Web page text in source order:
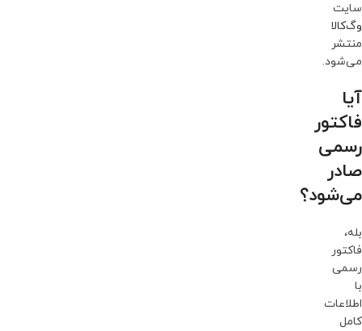
سایت
وگ‌کالا
منتشر
می‌شود.
آیا
فاکتور
رسمی
صادر
می‌شود؟
بله،
فاکتور
رسمی
با
اطلاعات
کامل